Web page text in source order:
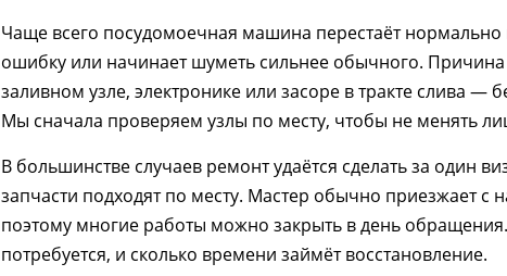
Чаще всего посудомоечная машина перестаёт нормально
ошибку или начинает шуметь сильнее обычного.
заливном узле, электронике или засоре в тракте слива —
Мы сначала проверяем узлы по месту, чтобы не менять
В большинстве случаев ремонт удаётся сделать за один
запчасти подходят по месту. Мастер обычно приезжает с
поэтому многие работы можно закрыть в день
потребуется, и сколько времени займёт восстановление.